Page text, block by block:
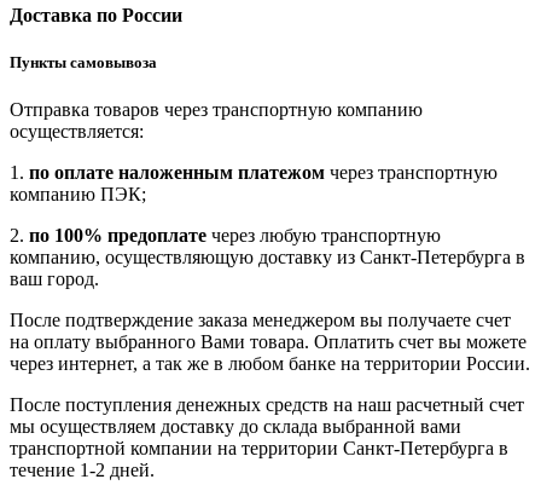
Доставка по России
Пункты самовывоза
Отправка товаров через транспортную компанию
осуществляется:
1. по оплате наложенным платежом через транспортную
компанию ПЭК;
2. по 100% предоплате через любую транспортную
компанию, осуществляющую доставку из Санкт-Петербурга в
ваш город.
После подтверждение заказа менеджером вы получаете счет
на оплату выбранного Вами товара. Оплатить счет вы можете
через интернет, а так же в любом банке на территории России.
После поступления денежных средств на наш расчетный счет
мы осуществляем доставку до склада выбранной вами
транспортной компании на территории Санкт-Петербурга в
течение 1-2 дней.